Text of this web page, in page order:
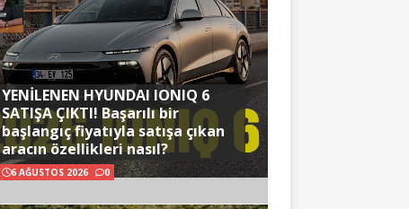
YENİLENEN HYUNDAI IONIQ 6
SATIŞA ÇIKTI! Başarılı bir
başlangıç fiyatıyla satışa çıkan
aracın özellikleri nasıl?
6 AĞUSTOS 2026 0